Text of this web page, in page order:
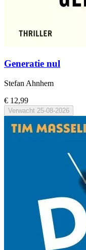
Generatie nul
Stefan Ahnhem
€ 12,99
Verwacht 25-08-2026